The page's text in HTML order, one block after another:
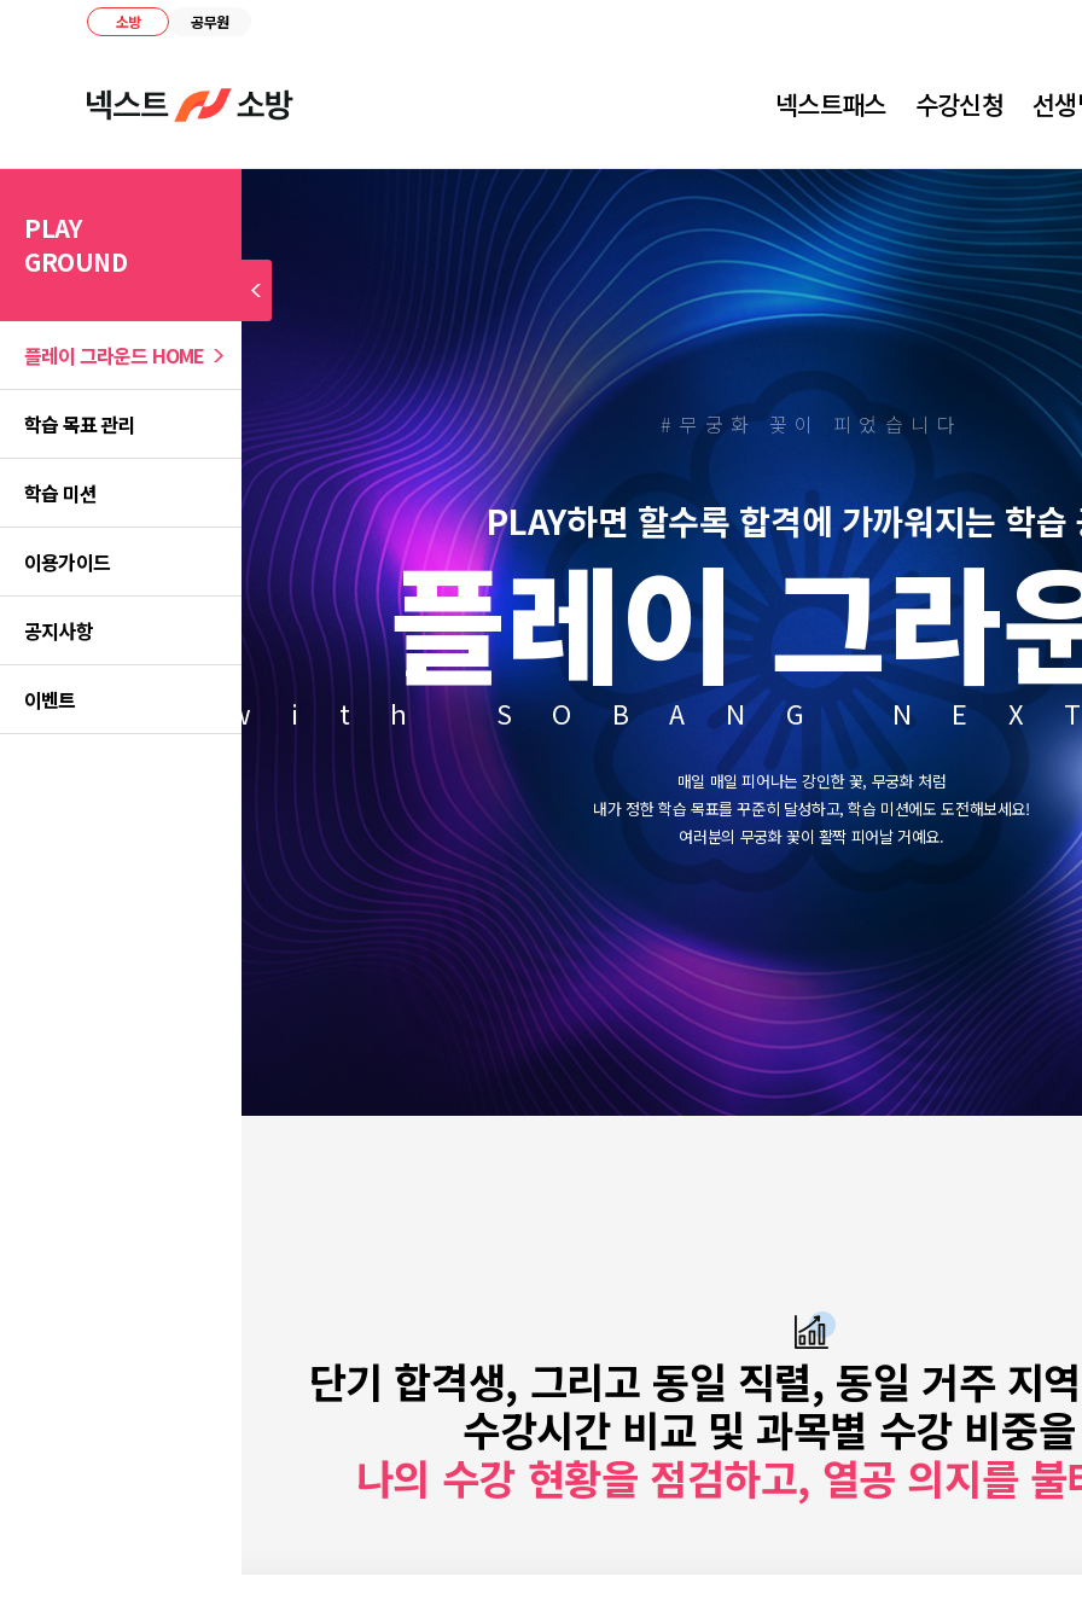
소방 공무원
메
가
메
뉴
넥스트패스 수강신청 선
PLAY
GROUND
플레이 그라운드 HOME
학습 목표 관리
학습 미션
이용가이드
공지사항
이벤트
#무궁화 꽃이 피었습니다
PLAY하면 할수록합격에 가까워지는 학습
플레이 그라
with SOBANG
매일 매일 피어나는 강인한 꽃, 무궁화 처럼
내가 정한 학습 목표를 꾸준히 달성하고, 학습 미션에도 도전해보세요!
여러분의 무궁화 꽃이 활짝 피어날 거예요.
단기 합격생, 그리고 동일 직렬, 동일 거주 지
수강시간 비교 및 과목별 수강 비중
나의 수강 현황을 점검하고, 열공 의지를